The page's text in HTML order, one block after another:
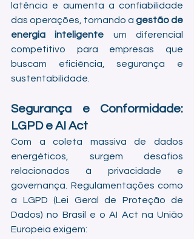
latência e aumenta a confiabilidade
das operações, tornando a gestão de
energia inteligente um diferencial
competitivo para empresas que
buscam eficiência, segurança e
sustentabilidade.
Segurança e Conformidade:
LGPD e AI Act
Com a coleta massiva de dados
energéticos, surgem desafios
relacionados à privacidade e
governança. Regulamentações como
a LGPD (Lei Geral de Proteção de
Dados) no Brasil e o AI Act na União
Europeia exigem: